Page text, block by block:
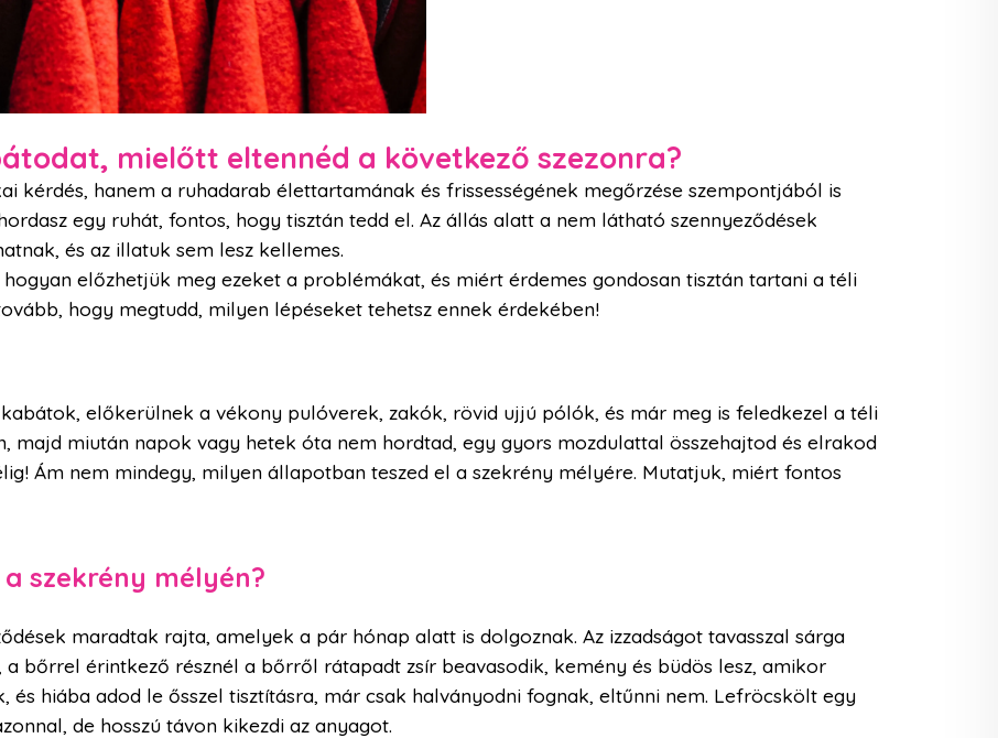
mielőtt eltennéd a következő szezonra?
kérdés, hanem a ruhadarab élettartamának és frissességének megőrzése szempontjából is
egy ruhát, fontos, hogy tisztán tedd el. Az állás alatt a nem látható szennyeződések
és az illatuk sem lesz kellemes.
előzhetjük meg ezeket a problémákat, és miért érdemes gondosan tisztán tartani a téli
hogy megtudd, milyen lépéseket tehetsz ennek érdekében!
előkerülnek a vékony pulóverek, zakók, rövid ujjú pólók, és már meg is feledkezel a téli
majd miután napok vagy hetek óta nem hordtad, egy gyors mozdulattal összehajtod és elrakod
Ám nem mindegy, milyen állapotban teszed el a szekrény mélyére. Mutatjuk, miért fontos
szekrény mélyén?
maradtak rajta, amelyek a pár hónap alatt is dolgoznak. Az izzadságot tavasszal sárga
bőrrel érintkező résznél a bőrről rátapadt zsír beavasodik, kemény és büdös lesz, amikor
és hiába adod le ősszel tisztításra, már csak halványodni fognak, eltűnni nem. Lefröcskölt egy
de hosszú távon kikezdi az anyagot.